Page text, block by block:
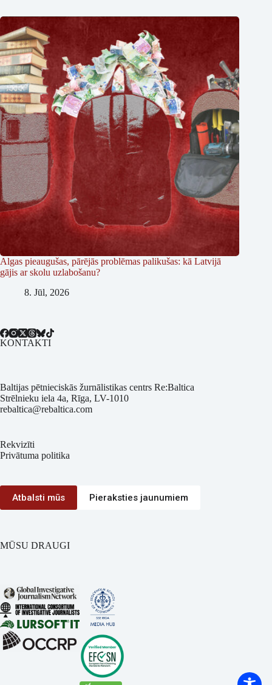
Algas pieaugušas, pārējās problēmas palikušas: kā Latvijā
gājis ar skolu uzlabošanu?
8. Jūl, 2026
KONTAKTI
Baltijas pētnieciskās žurnālistikas centrs Re:Baltica
Strēlnieku iela 4a, Rīga, LV-1010
rebaltica@rebaltica.com
Rekvizīti
Privātuma politika
Atbalsti mūs Pieraksties jaunumiem
MŪSU DRAUGI